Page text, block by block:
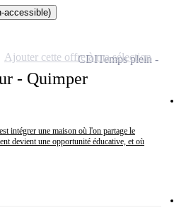
accessible)
- Quimper
intégrer une maison où l'on partage le
devient une opportunité éducative, et où
CDITemps plein
Ajouter cette offre à ma sélection